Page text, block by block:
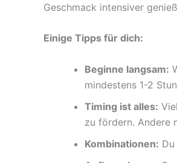
Geschmack intensiver
Einige Tipps für dich:
Beginne langsam:
mindestens 1-2
Timing ist alles:
zu fördern. Andere
Kombinationen: